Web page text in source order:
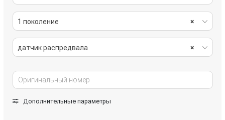
×
1 поколение
×
датчик распредвала
Дополнительные параметры